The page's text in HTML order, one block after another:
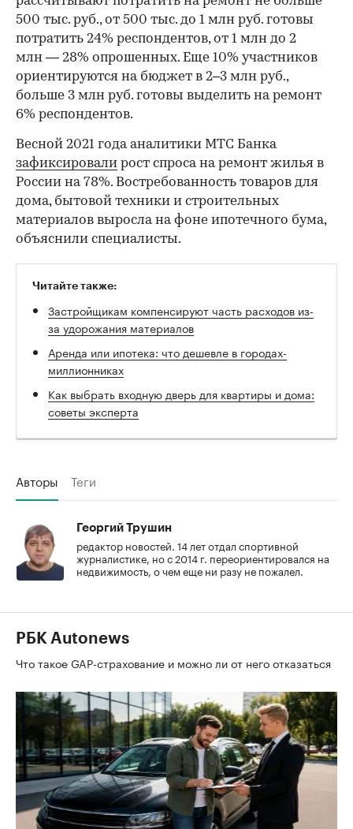
500 тыс. руб., от 500 тыс. до 1 млн руб. готовы
потратить 24% респондентов, от 1 млн до 2
млн — 28% опрошенных. Еще 10% участников
ориентируются на бюджет в 2–3 млн руб.,
больше 3 млн руб. готовы выделить на ремонт
6% респондентов.
Весной 2021 года аналитики МТС Банка
зафиксировали рост спроса на ремонт жилья в
России на 78%. Востребованность товаров для
дома, бытовой техники и строительных
материалов выросла на фоне ипотечного бума,
объяснили специалисты.
Читайте также:
Застройщикам компенсируют часть расходов из-
за удорожания материалов
Аренда или ипотека: что дешевле в городах-
миллионниках
Как выбрать входную дверь для квартиры и дома:
советы эксперта
Авторы Теги
Георгий Трушин
редактор новостей. 14 лет отдал спортивной
журналистике, но с 2014 г. переориентировался на
недвижимость, о чем еще ни разу не пожалел.
РБК Autonews
Что такое GAP-страхование и можно ли от него отказаться